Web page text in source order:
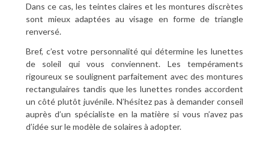
Dans ce cas, les teintes claires et les montures discrètes
sont mieux adaptées au visage en forme de triangle
renversé.
Bref, c’est votre personnalité qui détermine les lunettes
de soleil qui vous conviennent. Les tempéraments
rigoureux se soulignent parfaitement avec des montures
rectangulaires tandis que les lunettes rondes accordent
un côté plutôt juvénile. N’hésitez pas à demander conseil
auprès d’un spécialiste en la matière si vous n’avez pas
d’idée sur le modèle de solaires à adopter.